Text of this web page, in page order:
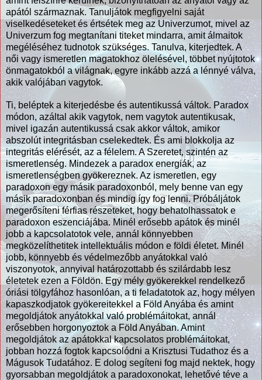
apától származnak. Tanuljátok megfigyelni saját
viselkedéseteket és értsétek meg az Univerzumot, mivel az
Univerzum fog megtanítani titeket mindarra, amit álmaitok
megéléséhez tudnotok szükséges. Tanulva, kiterjedtek. A
női vagy ismeretlen magatokhoz ölelésével, többet nyújtotok
önmagatokból a világnak, egyre inkább azzá a lénnyé válva,
akik valójában vagytok.
Ti, beléptek a kiterjedésbe és autentikussá váltok. Paradox
módon, azáltal akik vagytok, nem vagytok autentikusak,
mivel igazán autentikussá csak akkor váltok, amikor
abszolút integritásban cselekedtek. És ami blokkolja az
integritás elérését, az a félelem. A Szeretet, szintén az
ismeretlenség. Mindezek a paradox energiák, az
ismeretlenségben gyökereznek. Az ismeretlen, egy
paradoxon egy másik paradoxonból, mely benne van egy
másik paradoxonban és mindig így fog lenni. Próbáljátok
megerősíteni férfias részeteket, hogy behatolhassatok e
paradoxon eszenciájába. Minél erősebb apátok és minél
jobb a kapcsolatotok vele, annál könnyebben
megközelíthetitek intellektuális módon e földi életet. Minél
jobb, könnyebb és védelmezőbb anyátokkal való
viszonyotok, annyival határozottabb és szilárdabb lesz
életetek ezen a Földön. Egy mély gyökerekkel rendelkező
óriási tölgyfához hasonlóan, a ti feladatotok az, hogy mélyen
kapaszkodjatok gyökereitekkel a Föld Anyába és amint
megoldjátok anyátokkal való problémáitokat, annál
erősebben horgonyoztok a Föld Anyában. Amint
megoldjátok az apátokkal kapcsolatos problémáitokat,
jobban hozzá fogtok kapcsolódni a Krisztusi Tudathoz és a
Mágusok Tudatához. E dolog segíteni fog majd nektek, hogy
gyorsabban megoldjátok a paradoxonokat, lehetővé téve a